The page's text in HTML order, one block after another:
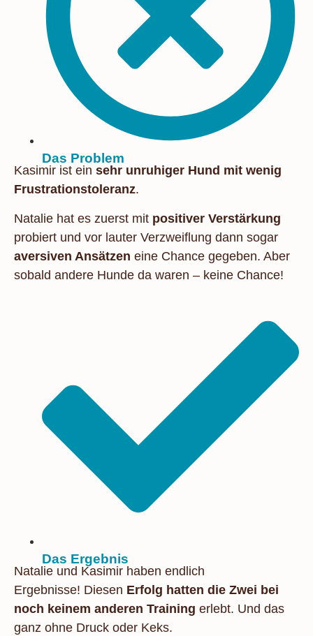
Das Problem
Kasimir ist ein sehr unruhiger Hund mit wenig
Frustrationstoleranz.
Natalie hat es zuerst mit positiver Verstärkung
probiert und vor lauter Verzweiflung dann sogar
aversiven Ansätzen eine Chance gegeben. Aber
sobald andere Hunde da waren – keine Chance!
Das Ergebnis
Natalie und Kasimir haben endlich
Ergebnisse! Diesen Erfolg hatten die Zwei bei
noch keinem anderen Training erlebt. Und das
ganz ohne Druck oder Keks.